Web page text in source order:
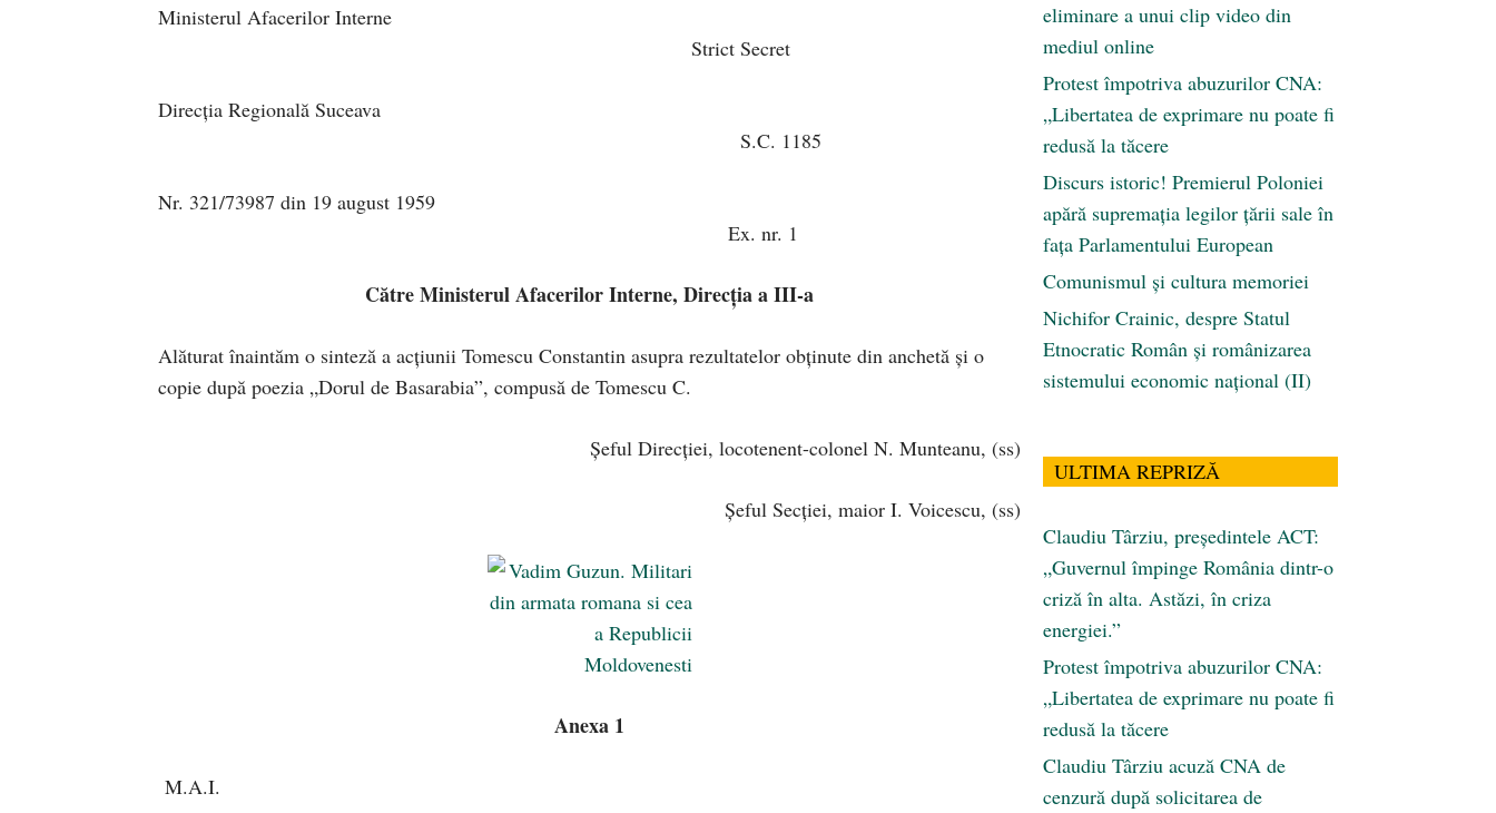
Ministerul Afacerilor Interne
Strict Secret
Direcţia Regională Suceava
S.C. 1185
Nr. 321/73987 din 19 august 1959
Ex. nr. 1
Către Ministerul Afacerilor Interne, Direcţia a III-a
Alăturat înaintăm o sinteză a acţiunii Tomescu Constantin asupra rezultatelor obţinute din anchetă şi o
copie după poezia „Dorul de Basarabia”, compusă de Tomescu C.
Şeful Direcției, locotenent-colonel N. Munteanu, (ss)
Şeful Secției, maior I. Voicescu, (ss)
Anexa 1
M.A.I.
eliminare a unui clip video din
mediul online
Protest împotriva abuzurilor CNA:
„Libertatea de exprimare nu poate fi
redusă la tăcere
Discurs istoric! Premierul Poloniei
apără supremația legilor țării sale în
fața Parlamentului European
Comunismul şi cultura memoriei
Nichifor Crainic, despre Statul
Etnocratic Român şi românizarea
sistemului economic naţional (II)
ULTIMA REPRIZĂ
Claudiu Târziu, președintele ACT:
„Guvernul împinge România dintr-o
criză în alta. Astăzi, în criza
energiei.”
Protest împotriva abuzurilor CNA:
„Libertatea de exprimare nu poate fi
redusă la tăcere
Claudiu Târziu acuză CNA de
cenzură după solicitarea de